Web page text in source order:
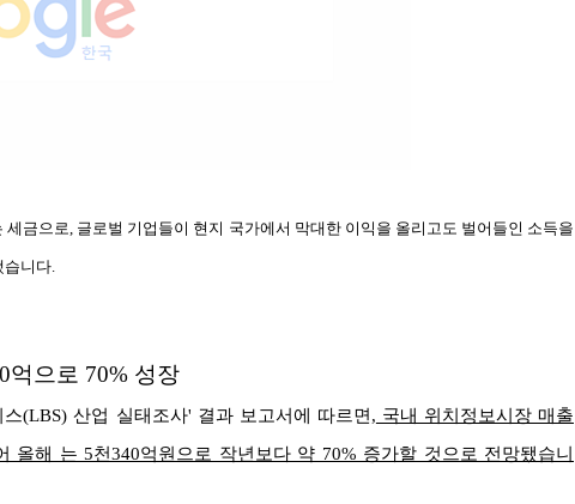
금으로, 글로벌 기업들이 현지 국가에서 막대한 이익을 올리고도 벌어들인 소득을
습니다.
으로 70% 성장
(LBS) 산업 실태조사' 결과 보고서에 따르면, 국내 위치정보시장 매출
올해 는 5천340억원으로 작년보다 약 70% 증가할 것으로 전망됐습니